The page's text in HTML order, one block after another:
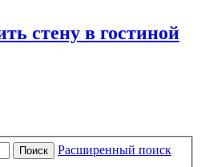
стену в гостиной
Поиск
Расширенный поиск